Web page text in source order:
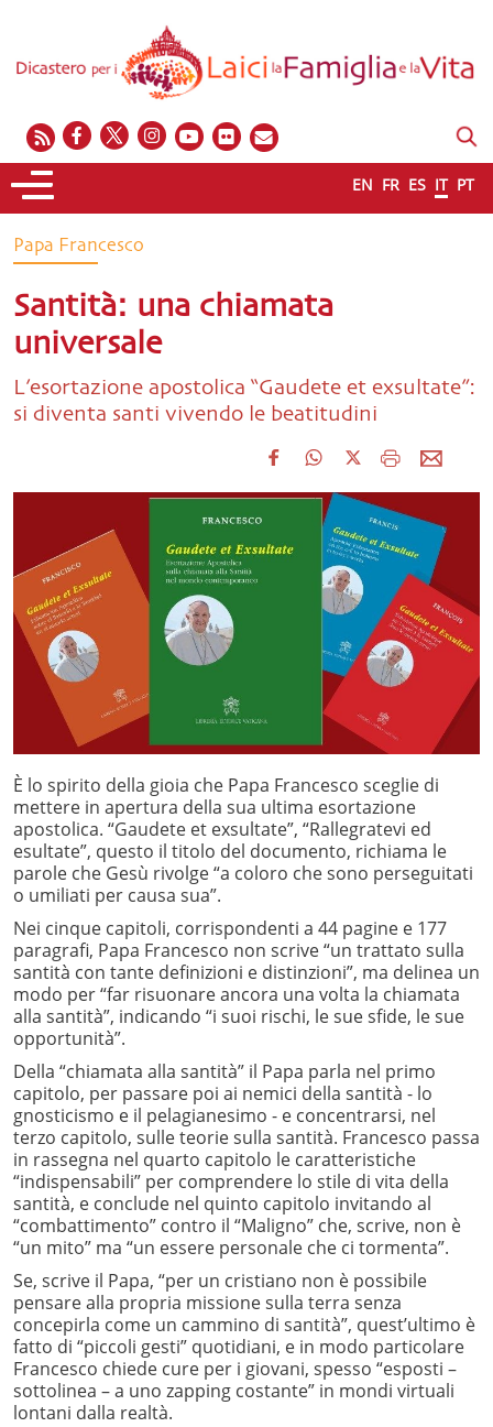
EN FR ES IT PT
Papa Francesco
Santità: una chiamata
universale
L’esortazione apostolica “Gaudete et exsultate”:
si diventa santi vivendo le beatitudini
È lo spirito della gioia che Papa Francesco sceglie di
mettere in apertura della sua ultima esortazione
apostolica. “Gaudete et exsultate”, “Rallegratevi ed
esultate”, questo il titolo del documento, richiama le
parole che Gesù rivolge “a coloro che sono perseguitati
o umiliati per causa sua”.
Nei cinque capitoli, corrispondenti a 44 pagine e 177
paragrafi, Papa Francesco non scrive “un trattato sulla
santità con tante definizioni e distinzioni”, ma delinea un
modo per “far risuonare ancora una volta la chiamata
alla santità”, indicando “i suoi rischi, le sue sfide, le sue
opportunità”.
Della “chiamata alla santità” il Papa parla nel primo
capitolo, per passare poi ai nemici della santità - lo
gnosticismo e il pelagianesimo - e concentrarsi, nel
terzo capitolo, sulle teorie sulla santità. Francesco passa
in rassegna nel quarto capitolo le caratteristiche
“indispensabili” per comprendere lo stile di vita della
santità, e conclude nel quinto capitolo invitando al
“combattimento” contro il “Maligno” che, scrive, non è
“un mito” ma “un essere personale che ci tormenta”.
Se, scrive il Papa, “per un cristiano non è possibile
pensare alla propria missione sulla terra senza
concepirla come un cammino di santità”, quest’ultimo è
fatto di “piccoli gesti” quotidiani, e in modo particolare
Francesco chiede cure per i giovani, spesso “esposti –
sottolinea – a uno zapping costante” in mondi virtuali
lontani dalla realtà.